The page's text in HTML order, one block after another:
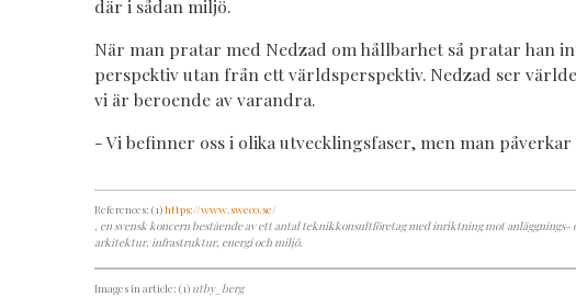
där i sådan miljö.
När man pratar med Nedzad om hållbarhet så pratar han
perspektiv utan från ett världsperspektiv. Nedzad ser
vi är beroende av varandra.
- Vi befinner oss i olika utvecklingsfaser, men man
References: (1)https://www.sweco.se/
, en svensk koncern bestående av ett antal teknikkonsultföretag med inriktning mot
arkitektur, infrastruktur, energi och miljö.
Images in article: (1) utby_berg